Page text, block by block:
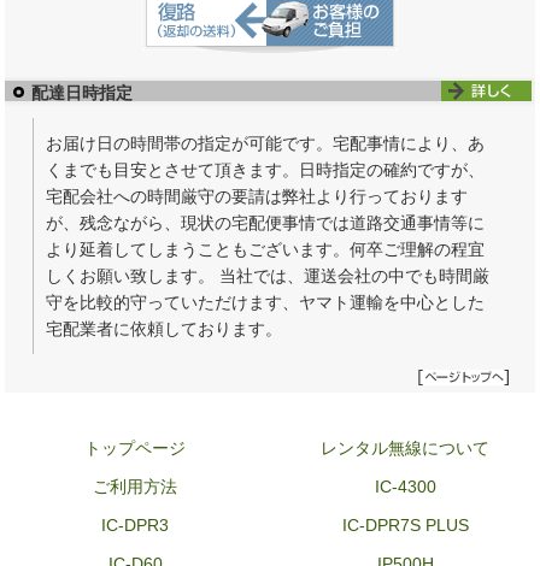
配達日時指定
お届け日の時間帯の指定が可能です。宅配事情により、あ
くまでも目安とさせて頂きます。日時指定の確約ですが、
宅配会社への時間厳守の要請は弊社より行っております
が、残念ながら、現状の宅配便事情では道路交通事情等に
より延着してしまうこともございます。何卒ご理解の程宜
しくお願い致します。 当社では、運送会社の中でも時間厳
守を比較的守っていただけます、ヤマト運輸を中心とした
宅配業者に依頼しております。
トップページ
レンタル無線について
ご利用方法
IC-4300
IC-DPR3
IC-DPR7S PLUS